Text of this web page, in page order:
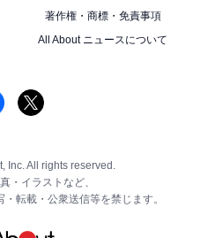
著作権・商標・免責事項
All About ニュースについて
Inc. All rights reserved.
・イラストなど、
転載・公衆送信等を禁じます。